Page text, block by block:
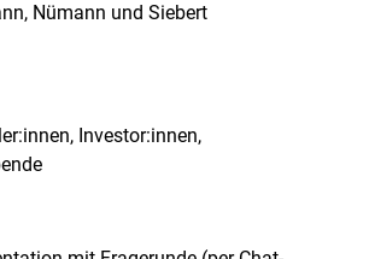
Nümann und Siebert
Investor:innen,